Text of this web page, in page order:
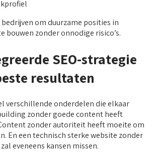
om duurzame posities in
bouwen zonder onnodige risico’s.
SEO-strategie
resultaten
verschillende onderdelen die elkaar
zonder goede content heeft
zonder autoriteit heeft moeite om
En een technisch sterke website zonder
eveneens kansen missen.